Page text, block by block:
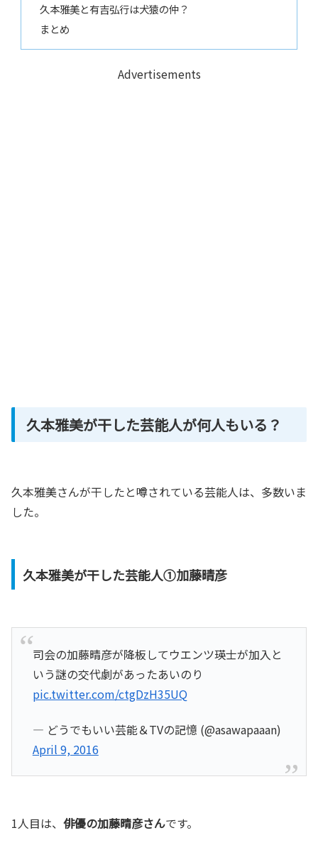
久本雅美と有吉弘行は犬猿の仲？
まとめ
Advertisements
久本雅美が干した芸能人が何人もいる？
久本雅美さんが干したと噂されている芸能人は、多数いま
した。
久本雅美が干した芸能人①加藤晴彦
司会の加藤晴彦が降板してウエンツ瑛士が加入と
いう謎の交代劇があったあいのり
pic.twitter.com/ctgDzH35UQ
— どうでもいい芸能＆TVの記憶 (@asawapaaan)
April 9, 2016
1人目は、 俳優の加藤晴彦さんです。